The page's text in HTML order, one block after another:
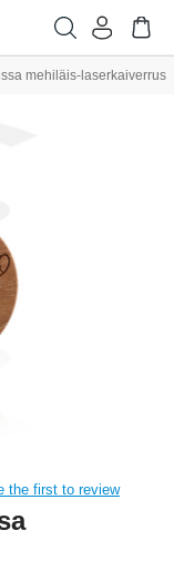
mehiläis-laserkaiverrus
the first to review